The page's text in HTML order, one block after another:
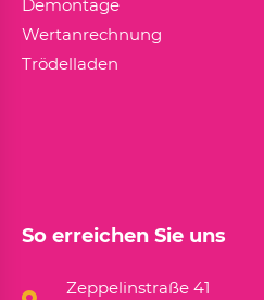
Demontage
Wertanrechnung
Trödelladen
So erreichen Sie uns
Zeppelinstraße 41